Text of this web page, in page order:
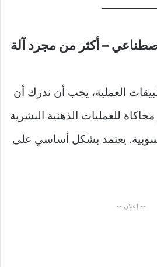
– أكثر من مجرد آلة
العملية، يجب أن ندرك أن
للعمليات الذهنية البشرية
يعتمد بشكل أساسي على
-- إعلان --